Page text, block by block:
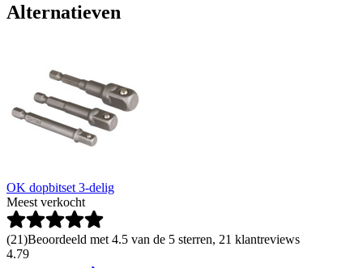
Alternatieven
OK dopbitset 3-delig
Meest verkocht
(21)Beoordeeld met 4.5 van de 5 sterren, 21 klantreviews
4.79